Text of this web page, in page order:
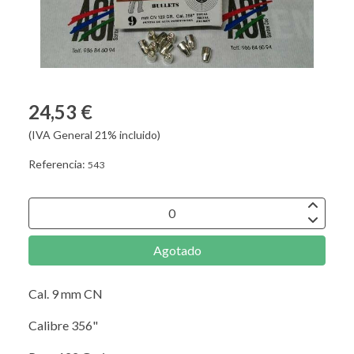
24,53 €
(IVA General 21% incluido)
Referencia: 543
Agotado
Cal. 9 mm CN
Calibre 356"